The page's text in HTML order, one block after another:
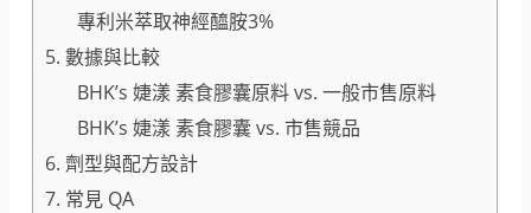
專利米萃取神經醯胺3%
5. 數據與比較
BHK’s 婕漾 素食膠囊原料 vs. 一般市售原料
BHK’s 婕漾 素食膠囊 vs. 市售競品
6. 劑型與配方設計
7. 常見 QA